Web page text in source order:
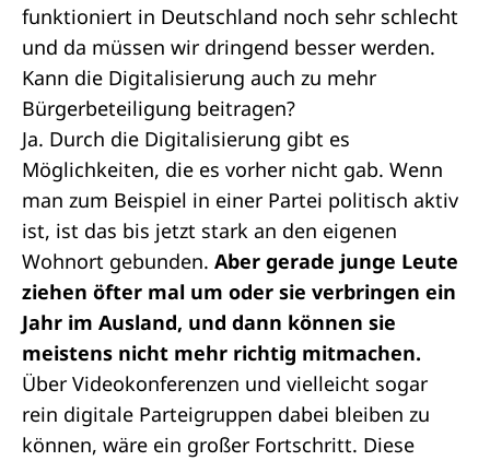
funktioniert in Deutschland noch sehr schlecht
und da müssen wir dringend besser werden.
Kann die Digitalisierung auch zu mehr
Bürgerbeteiligung beitragen?
Ja. Durch die Digitalisierung gibt es
Möglichkeiten, die es vorher nicht gab. Wenn
man zum Beispiel in einer Partei politisch aktiv
ist, ist das bis jetzt stark an den eigenen
Wohnort gebunden. Aber gerade junge Leute
ziehen öfter mal um oder sie verbringen ein
Jahr im Ausland, und dann können sie
meistens nicht mehr richtig mitmachen.
Über Videokonferenzen und vielleicht sogar
rein digitale Parteigruppen dabei bleiben zu
können, wäre ein großer Fortschritt. Diese